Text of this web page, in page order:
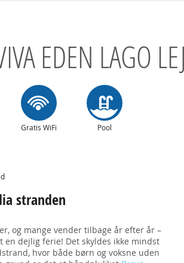
EDEN LAGO
Gratis WiFi Pool
stranden
og mange vender tilbage år efter år –
en dejlig ferie! Det skyldes ikke mindst
hvor både børn og voksne uden